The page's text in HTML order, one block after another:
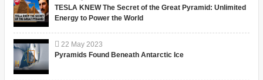
TESLA KNEW The Secret of the Great Pyramid: Unlimited
Energy to Power the World
22 May 2023
Pyramids Found Beneath Antarctic Ice